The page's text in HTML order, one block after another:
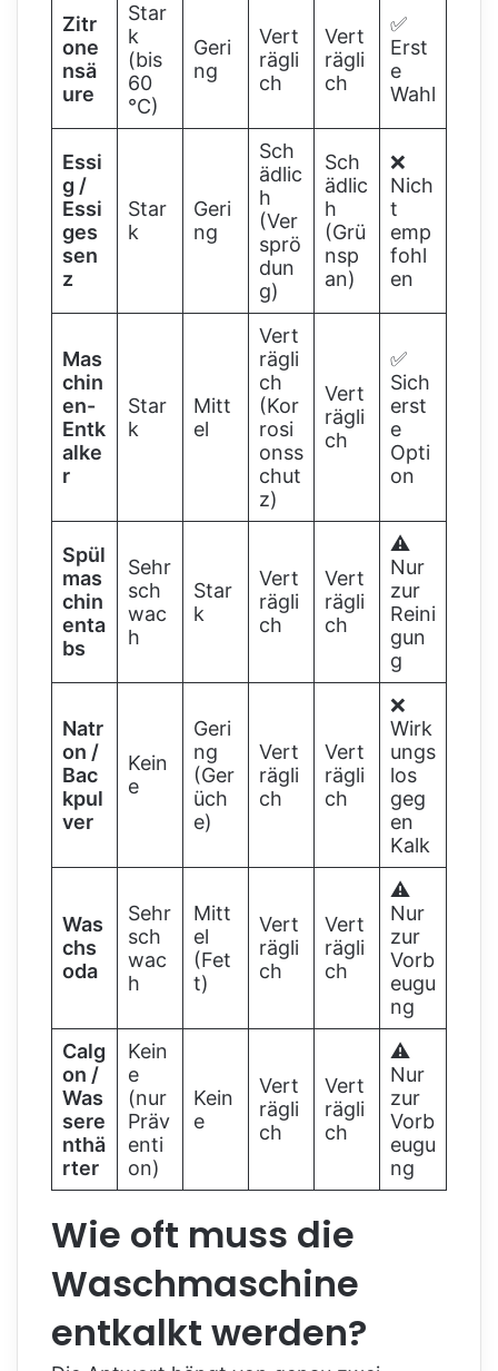
Zitr
one
nsä
ure
Star
k
(bis
60
°C)
Geri
ng
Vert
rägli
ch
Vert
rägli
ch
✅
Erst
e
Wahl
Essi
g /
Essi
ges
sen
z
Star
k
Geri
ng
Sch
ädlic
h
(Ver
sprö
dun
g)
Sch
ädlic
h
(Grü
nsp
an)
❌
Nich
t
emp
fohl
en
Mas
chin
en-
Entk
alke
r
Star
k
Mitt
el
Vert
rägli
ch
(Kor
rosi
onss
chut
z)
Vert
rägli
ch
✅
Sich
erst
e
Opti
on
Spül
mas
chin
enta
bs
Sehr
sch
wac
h
Star
k
Vert
rägli
ch
Vert
rägli
ch
⚠️
Nur
zur
Reini
gun
g
Natr
on /
Bac
kpul
ver
Kein
e
Geri
ng
(Ger
üch
e)
Vert
rägli
ch
Vert
rägli
ch
❌
Wirk
ungs
los
geg
en
Kalk
Was
chs
oda
Sehr
sch
wac
h
Mitt
el
(Fet
t)
Vert
rägli
ch
Vert
rägli
ch
⚠️
Nur
zur
Vorb
eugu
ng
Calg
on /
Was
sere
nthä
rter
Kein
e
(nur
Präv
enti
on)
Kein
e
Vert
rägli
ch
Vert
rägli
ch
⚠️
Nur
zur
Vorb
eugu
ng
Wie oft muss die
Waschmaschine
entkalkt werden?